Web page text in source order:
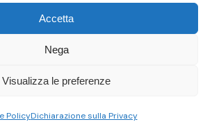
Accetta
Nega
Visualizza le preferenze
PolicyDichiarazione sulla Privacy